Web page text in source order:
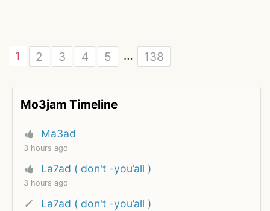
1 2 3 4 5 … 138
Mo3jam Timeline
Ma3ad
3 hours ago
La7ad ( don't -you’all )
3 hours ago
La7ad ( don't -you’all )